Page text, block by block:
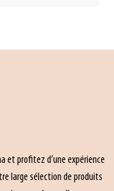
et profitez d’une expérience
large sélection de produits